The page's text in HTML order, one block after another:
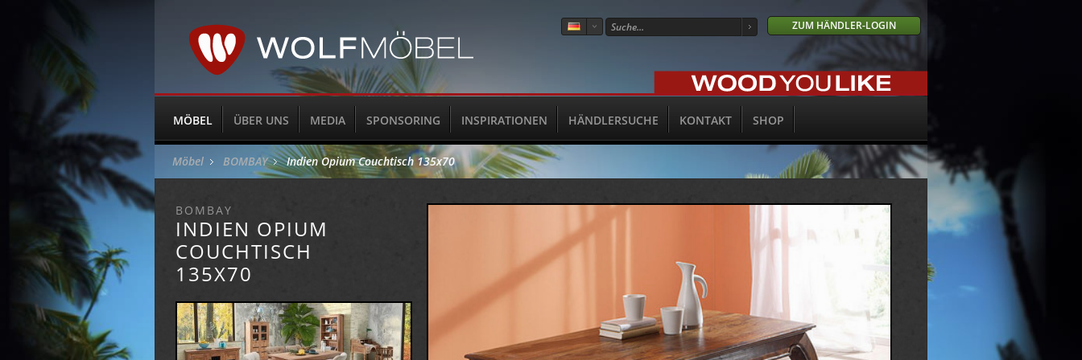
ZUM HÄNDLER-LOGIN
MÖBEL ÜBER UNS MEDIA SPONSORING INSPIRATIONEN HÄNDLERSUCHE KONTAKT SHOP
Möbel BOMBAY Indien Opium Couchtisch 135x70
BOMBAY
INDIEN OPIUM
COUCHTISCH
135X70